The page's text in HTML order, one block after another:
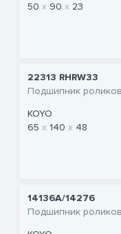
50
90 23
22313 RHRW33
Подшипник
KOYO
65
140 48
14136A/14276
Подшипник